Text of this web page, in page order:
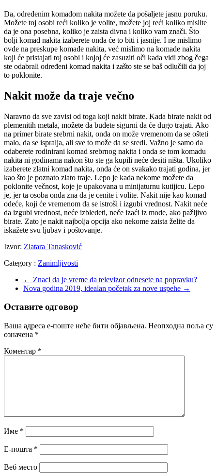
Da, određenim komadom nakita možete da pošaljete jasnu poruku.
Možete toj osobi reći koliko je volite, možete joj reći koliko mislite
da je ona posebna, koliko je zaista divna i koliko vam znači. Što
bolji komad nakita izaberete onda će to biti i jasnije. I ne mislimo
ovde na preskupe komade nakita, već mislimo na komade nakita
koji će pristajati toj osobi i kojoj će zasuziti oči kada vidi zbog čega
ste odabrali određeni komad nakita i zašto ste se baš odlučili da joj
to poklonite.
Nakit može da traje večno
Naravno da sve zavisi od toga koji nakit birate. Kada birate nakit od
plemenitih metala, možete da budete sigurni da će dugo trajati. Ako
na primer birate srebrni nakit, onda on može vremenom da se ošteti
malo, da se ispralja, ali sve to može da se sredi. Važno je samo da
odaberete rodinirani komad srebrnog nakita i onda se tom komadu
nakita ni godinama nakon što ste ga kupili neće desiti ništa. Ukoliko
izaberete zlatni komad nakita, onda će on svakako trajati godina, jer
kao što je poznato zlato traje. Lepo je kada nekome možete da
poklonite večnost, koje je upakovana u minijaturnu kutijicu. Lepo
je, jer ta osoba onda zna da je cenite i volite. Nakit nije kao komad
odeće, koji će vremenom da se istroši i izgubi vrednost. Nakit neće
da izgubi vrednost, neće izbledeti, neće izaći iz mode, ako pažljivo
birate. Zato je nakit najbolja opcija ako nekome zaista želite da
iskažete svu ljubav i poštovanje.
Izvor: Zlatara Tanasković
Category : Zanimljivosti
← Znaci da je vreme da televizor odnesete na popravku?
Nova godina 2019, idealan početak za nove uspehe →
Оставите одговор
Ваша адреса е-поште неће бити објављена. Неопходна поља су
означена *
Коментар *
Име *
Е-пошта *
Веб место